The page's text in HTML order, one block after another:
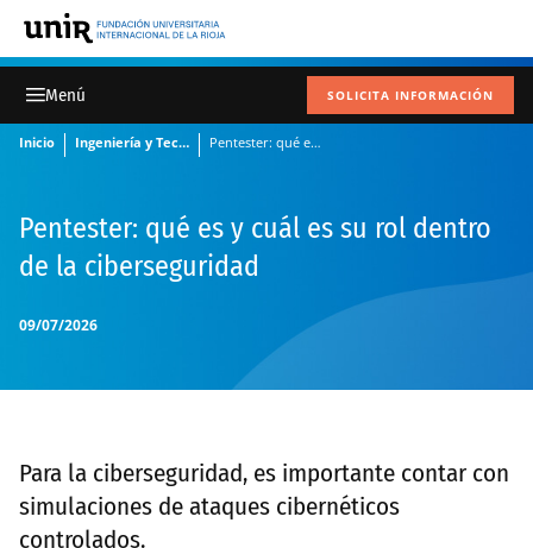
SOLICITA INFORMACIÓN
Inicio Ingeniería y Tecnología Pentester: qué es y cuál es su rol dentro de la ciberseguridad
09/07/2026
Pentester: qué es y cuál es su rol dentro
de la ciberseguridad
Para la ciberseguridad, es importante contar con
simulaciones de ataques cibernéticos
controlados.